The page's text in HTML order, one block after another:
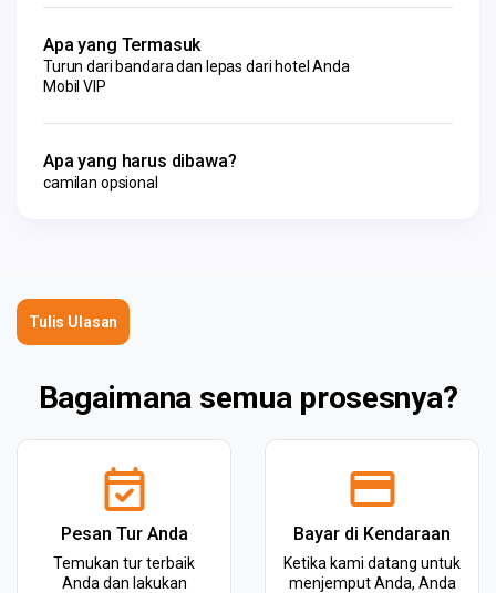
Apa yang Termasuk
Turun dari bandara dan lepas dari hotel Anda
Mobil VIP
Apa yang harus dibawa?
camilan opsional
Tulis Ulasan
Bagaimana semua prosesnya?
Pesan Tur Anda
Temukan tur terbaik
Anda dan lakukan
Bayar di Kendaraan
Ketika kami datang untuk
menjemput Anda, Anda